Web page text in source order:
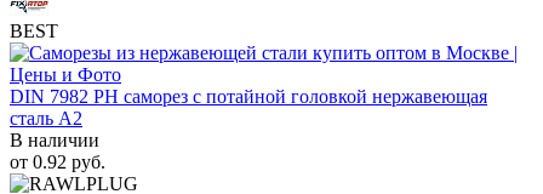
BEST
DIN 7982 PH саморез с потайной головкой нержавеющая
сталь A2
В наличии
от 0.92 руб.